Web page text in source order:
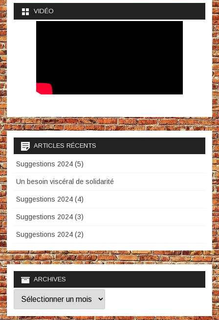
VIDÉO
ARTICLES RÉCENTS
Suggestions 2024 (5)
Un besoin viscéral de solidarité
Suggestions 2024 (4)
Suggestions 2024 (3)
Suggestions 2024 (2)
ARCHIVES
Archives